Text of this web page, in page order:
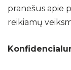
pranešus apie
reikiamų